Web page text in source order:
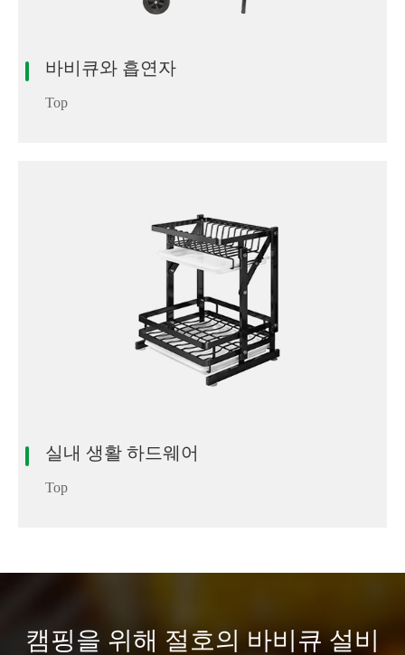
바비큐와 흡연자
Top
실내 생활 하드웨어
Top
캠핑을 위해 절호의 바비큐 설비